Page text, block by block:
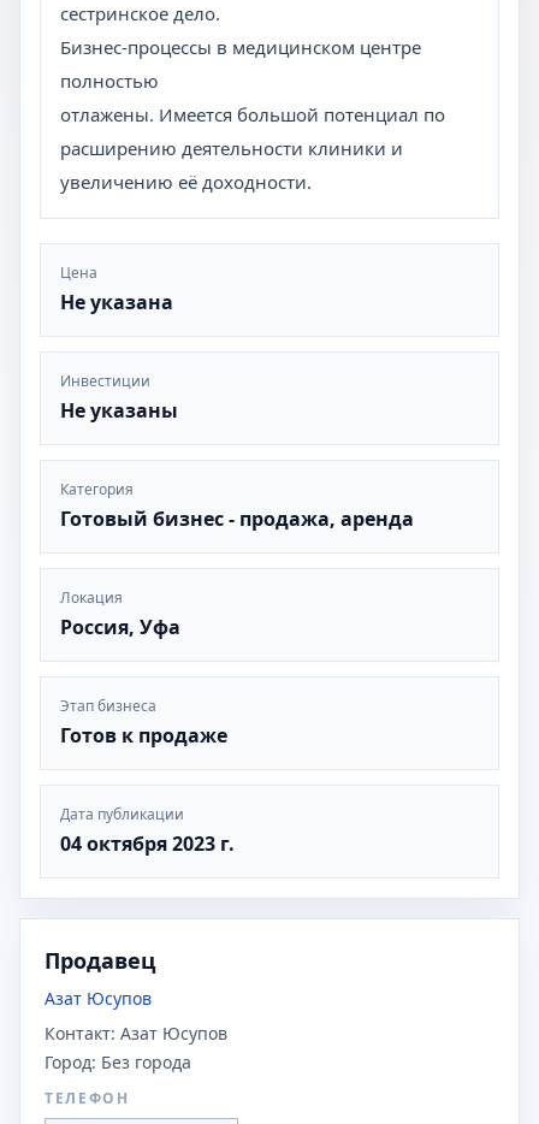
сестринское дело.
Бизнес-процессы в медицинском центре
полностью
отлажены. Имеется большой потенциал по
расширению деятельности клиники и
увеличению её доходности.
Цена
Не указана
Инвестиции
Не указаны
Категория
Готовый бизнес - продажа, аренда
Локация
Россия, Уфа
Этап бизнеса
Готов к продаже
Дата публикации
04 октября 2023 г.
Продавец
Азат Юсупов
Контакт: Азат Юсупов
Город: Без города
ТЕЛЕФОН